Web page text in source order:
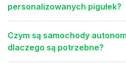
personalizowanych pigułek?
Czym są samochody
dlaczego są potrzebne?